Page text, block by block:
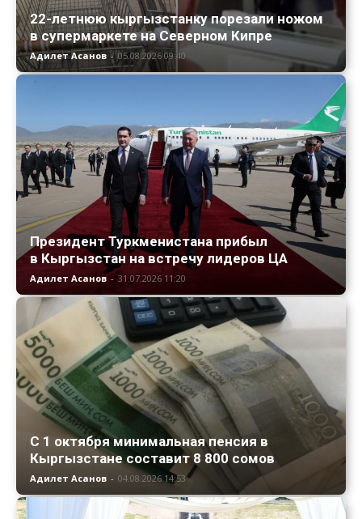
22-летнюю кыргызстанку порезали ножом
в супермаркете на Северном Кипре
Адилет Асанов - 05.08.2026 09:40
Президент Туркменистана прибыл
в Кыргызстан на встречу лидеров ЦА
Адилет Асанов - 31.07.2026 11:20
С 1 октября минимальная пенсия в
Кыргызстане составит 8 800 сомов
Адилет Асанов - 04.08.2026 14:53